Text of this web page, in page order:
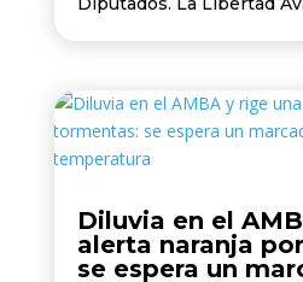
Diluvia en el
alerta naranja
se espera un